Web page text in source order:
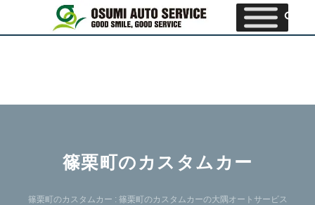
篠栗町のカスタムカー
篠栗町のカスタムカー : 篠栗町のカスタムカーの大隅オートサービス